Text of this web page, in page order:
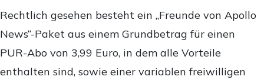
Rechtlich gesehen besteht ein „Freunde von Apollo
News“-Paket aus einem Grundbetrag für einen
PUR-Abo von 3,99 Euro, in dem alle Vorteile
enthalten sind, sowie einer variablen freiwilligen